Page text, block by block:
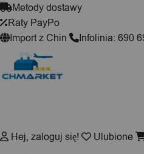
Metody dostawy
Raty PayPo
Import z Chin
Infolinia: 690
Hej, zaloguj się! Ulubione